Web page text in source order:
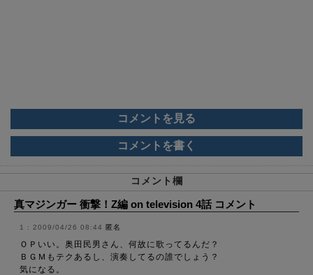
コメントを見る
コメントを書く
コメント欄
真マジンガー 衝撃！Z編 on television 4話 コメント
2009/04/26 08:44 匿名
ＯＰいい。奥田民男さん、何故に歌ってるんだ？
ＢＧＭもテクあるし、演奏してるの誰でしょう？
気になる。